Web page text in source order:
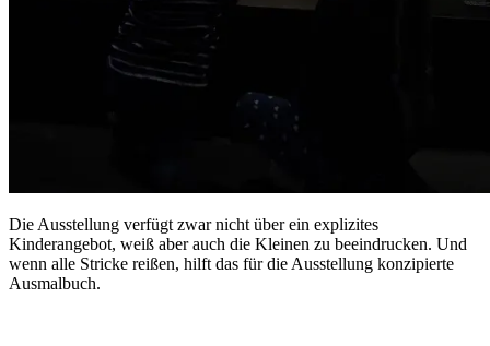
Die Ausstellung verfügt zwar nicht über ein explizites
Kinderangebot, weiß aber auch die Kleinen zu beeindrucken. Und
wenn alle Stricke reißen, hilft das für die Ausstellung konzipierte
Ausmalbuch.